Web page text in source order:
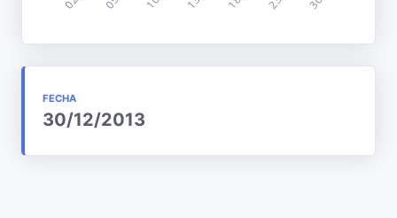
FECHA
30/12/2013